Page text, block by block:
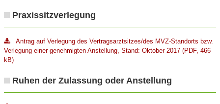
Praxissitzverlegung
Antrag auf Verlegung des Vertragsarztsitzes/des MVZ-Standorts bzw.
Verlegung einer genehmigten Anstellung, Stand: Oktober 2017 (PDF, 466
kB)
Ruhen der Zulassung oder Anstellung